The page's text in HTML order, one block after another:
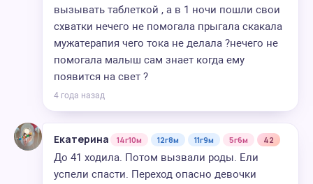
вызывать таблеткой , а в 1 ночи пошли свои
схватки нечего не помогала прыгала скакала
мужатерапия чего тока не делала ?нечего не
помогала малыш сам знает когда ему
появится на свет ?
4 года назад
Екатерина 14г10м 12г8м 11г9м 5г6м 42
До 41 ходила. Потом вызвали роды. Ели
успели спасти. Переход опасно девочки